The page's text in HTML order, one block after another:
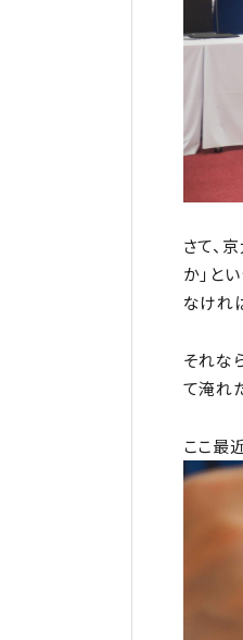
さて、
か」と
なけれ
それな
て淹れ
ここ最